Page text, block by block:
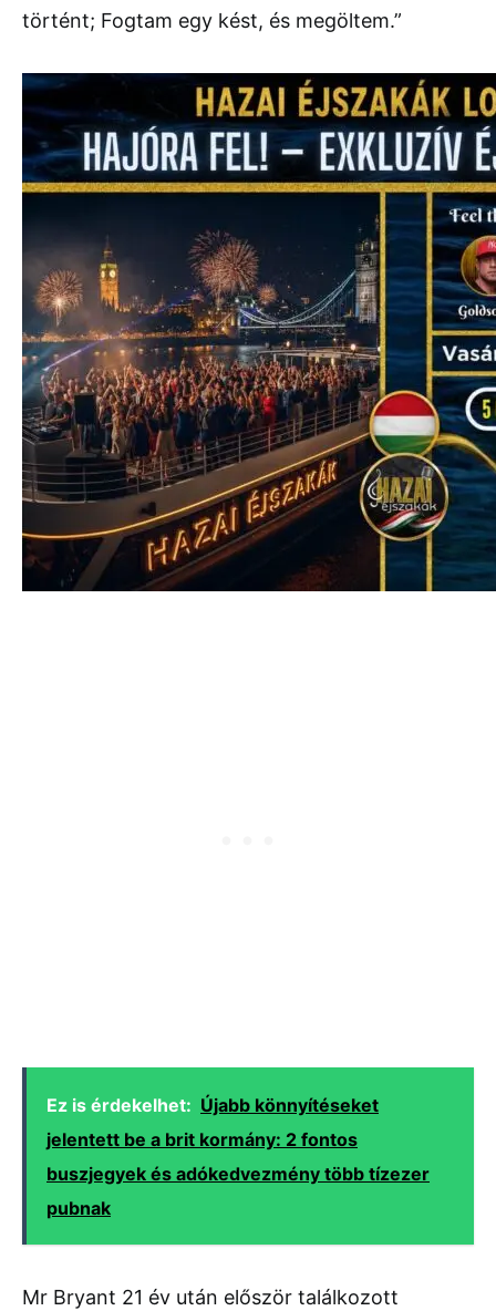
történt; Fogtam egy kést, és megöltem.”
Ez is érdekelhet: Újabb könnyítéseket
jelentett be a brit kormány: 2 fontos
buszjegyek és adókedvezmény több tízezer
pubnak
Mr Bryant 21 év után először találkozott